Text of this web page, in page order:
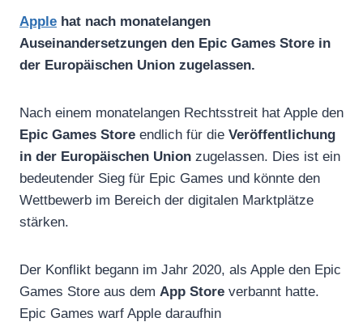
Apple hat nach monatelangen
Auseinandersetzungen den Epic Games Store in
der Europäischen Union zugelassen.
Nach einem monatelangen Rechtsstreit hat Apple den
Epic Games Store endlich für die Veröffentlichung
in der Europäischen Union zugelassen. Dies ist ein
bedeutender Sieg für Epic Games und könnte den
Wettbewerb im Bereich der digitalen Marktplätze
stärken.
Der Konflikt begann im Jahr 2020, als Apple den Epic
Games Store aus dem App Store verbannt hatte.
Epic Games warf Apple daraufhin